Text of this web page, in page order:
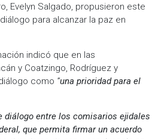
Evelyn Salgado, propusieron este
para alcanzar la paz en
indicó que en las
y Coatzingo, Rodríguez y
como "una prioridad para el
diálogo entre los comisarios ejidales
que permita firmar un acuerdo